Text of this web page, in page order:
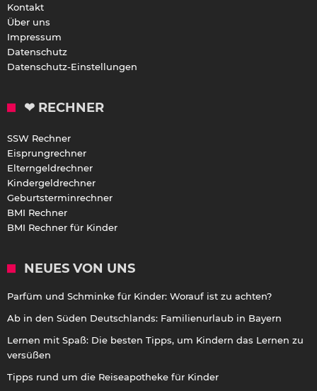
Kontakt
Über uns
Impressum
Datenschutz
Datenschutz-Einstellungen
❤ RECHNER
SSW Rechner
Eisprungrechner
Elterngeldrechner
Kindergeldrechner
Geburtsterminrechner
BMI Rechner
BMI Rechner für Kinder
NEUES VON UNS
Parfüm und Schminke für Kinder: Worauf ist zu achten?
Ab in den Süden Deutschlands: Familienurlaub in Bayern
Lernen mit Spaß: Die besten Tipps, um Kindern das Lernen zu
versüßen
Tipps rund um die Reiseapotheke für Kinder